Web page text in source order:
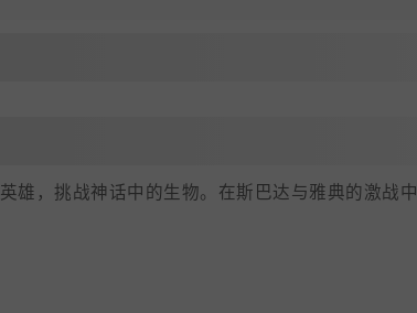
雄，挑战神话中的生物。在斯巴达与雅典的激战